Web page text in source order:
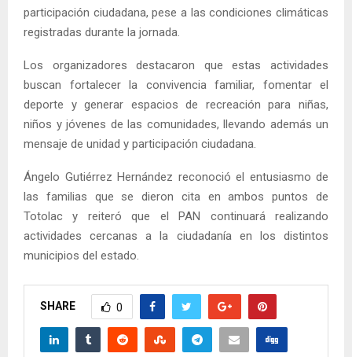
participación ciudadana, pese a las condiciones climáticas
registradas durante la jornada.
Los organizadores destacaron que estas actividades
buscan fortalecer la convivencia familiar, fomentar el
deporte y generar espacios de recreación para niñas,
niños y jóvenes de las comunidades, llevando además un
mensaje de unidad y participación ciudadana.
Ángelo Gutiérrez Hernández reconoció el entusiasmo de
las familias que se dieron cita en ambos puntos de
Totolac y reiteró que el PAN continuará realizando
actividades cercanas a la ciudadanía en los distintos
municipios del estado.
SHARE 0